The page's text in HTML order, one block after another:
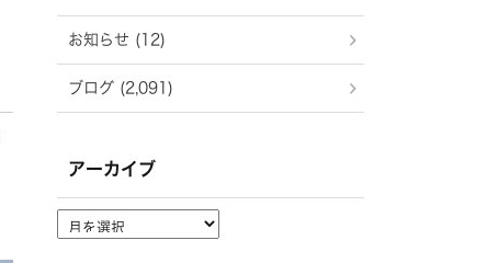
お知らせ (12)
ブログ (2,091)
アーカイブ
ア
ー